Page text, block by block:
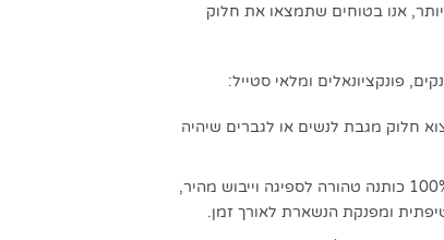
אנו בטוחים שתמצאו את חלוק
פונקציונאלים ומלאי סטייל:
חלוק מגבת לנשים או לגברים שיהיה
בדים איכותיים- כל דגם עשוי מסוג אחר של בד למשל חלוקי וופל, חלוקי קטיפה, חלוקי פיקה ועוד. חלוקי המגבות שלנו, עשויים מ- 100% כותנה טהורה לספיגה וייבוש מהיר,